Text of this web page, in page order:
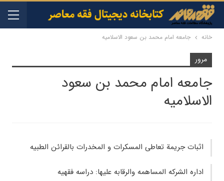
خانه جامعه امام محمد بن سعود الاسلامیه
مرور
جامعه امام محمد بن سعود
الاسلامیه
اثبات جریمة تعاطی المسکرات و المخدرات بالقرائن الطبیه
اداره الشرکه المساهمه والرقابه علیها: دراسه فقهیه